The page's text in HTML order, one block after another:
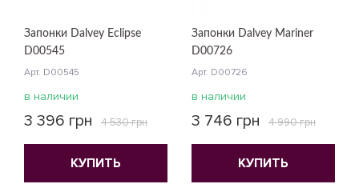
Запонки Dalvey Eclipse
D00545
Арт. D00545
в наличии
3 396 грн 4 530 грн
КУПИТЬ
Запонки Dalvey Mariner
D00726
Арт. D00726
в наличии
3 746 грн 4 990 грн
КУПИТЬ